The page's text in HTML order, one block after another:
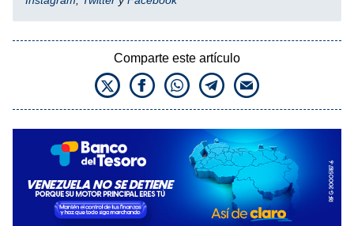
Comparte este artículo